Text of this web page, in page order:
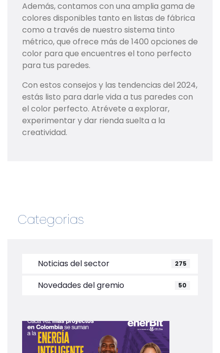
Además, contamos con una amplia gama de
colores disponibles tanto en listas de fábrica
como a través de nuestro sistema tinto
métrico, que ofrece más de 1400 opciones de
color para que encuentres el tono perfecto
para tus paredes.
Con estos consejos y las tendencias del 2024,
estás listo para darle vida a tus paredes con
el color perfecto. Atrévete a explorar,
experimentar y dar rienda suelta a la
creatividad.
Categorias
Noticias del sector 275
Novedades del gremio 50